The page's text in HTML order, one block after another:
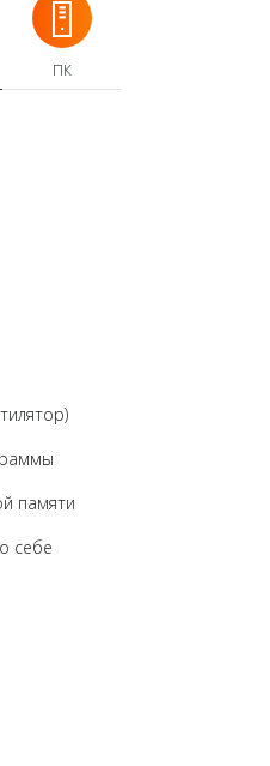
ПК
памяти
себе